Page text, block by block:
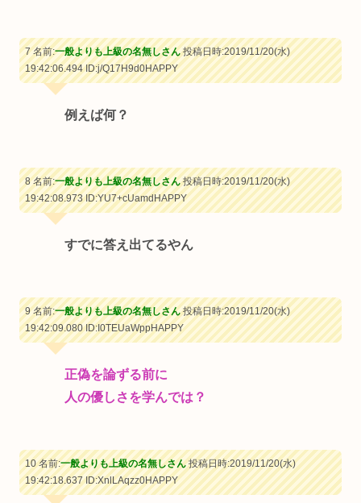
7 名前:一般よりも上級の名無しさん投稿日時:2019/11/20(水)
19:42:06.494ID:j/Q17H9d0HAPPY
例えば何？
8 名前:一般よりも上級の名無しさん投稿日時:2019/11/20(水)
19:42:08.973ID:YU7+cUamdHAPPY
すでに答え出てるやん
9 名前:一般よりも上級の名無しさん投稿日時:2019/11/20(水)
19:42:09.080ID:I0TEUaWppHAPPY
正偽を論ずる前に
人の優しさを学んでは？
10 名前:一般よりも上級の名無しさん投稿日時:2019/11/20(水)
19:42:18.637ID:XnlLAqzz0HAPPY